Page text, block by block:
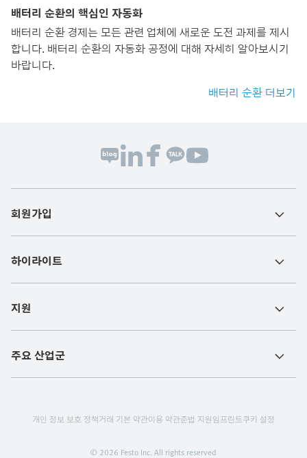
배터리 순환의 핵심인 자동화
배터리 순환 경제는 모든 관련 업체에 새로운 도전 과제를 제시
합니다. 배터리 순환의 자동화 공정에 대해 자세히 알아보시기
바랍니다.
배터리 순환 더보기
회원가입
하이라이트
지원
주요 산업군
© 2026 Festo Inc. All rights reserved
개인 정보 보호 정책거래 기본 약관이용 약관준법 지원임프린트쿠키 설정